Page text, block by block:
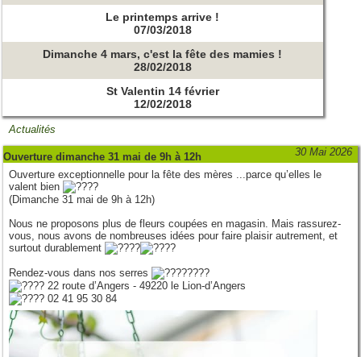
Le printemps arrive !
07/03/2018
Dimanche 4 mars, c'est la fête des mamies !
28/02/2018
St Valentin 14 février
12/02/2018
Actualités
30 Mai 2026
Ouverture dimanche 31 mai de 9h à 12h
Ouverture exceptionnelle pour la fête des mères ...parce qu’elles le
valent bien
(Dimanche 31 mai de 9h à 12h)
Nous ne proposons plus de fleurs coupées en magasin. Mais rassurez-
vous, nous avons de nombreuses idées pour faire plaisir autrement, et
surtout durablement
Rendez-vous dans nos serres
22 route d’Angers - 49220 le Lion-d’Angers
02 41 95 30 84